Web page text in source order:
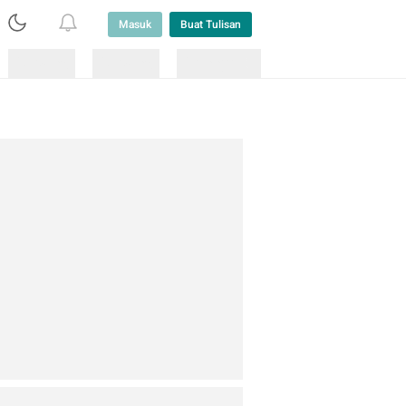
Masuk Buat Tulisan